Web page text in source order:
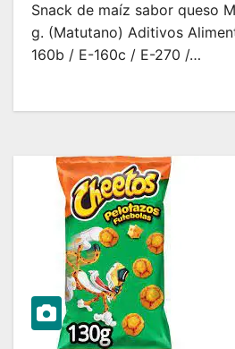
Snack de maíz sabor queso
g. (Matutano) Aditivos
160b / E-160c / E-270 /…